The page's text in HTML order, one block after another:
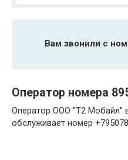
Вам звонили с
Оператор номера
Оператор ООО "Т2 Мобайл"
обслуживает номер